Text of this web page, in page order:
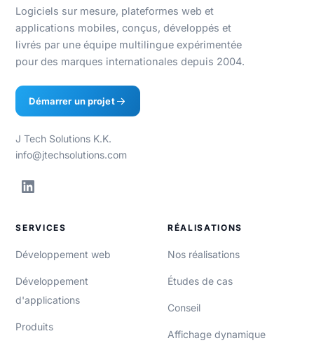
Logiciels sur mesure, plateformes web et
applications mobiles, conçus, développés et
livrés par une équipe multilingue expérimentée
pour des marques internationales depuis 2004.
Démarrer un projet
J Tech Solutions K.K.
info@jtechsolutions.com
SERVICES
Développement web
Développement
d'applications
Produits
RÉALISATIONS
Nos réalisations
Études de cas
Conseil
Affichage dynamique